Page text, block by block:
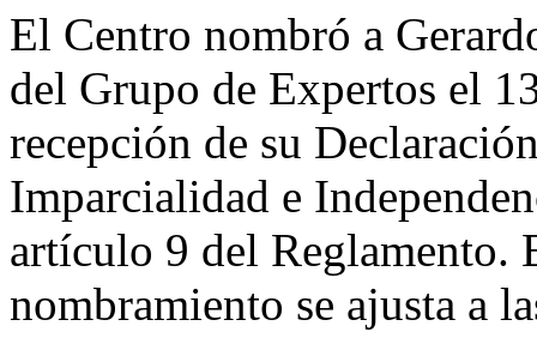
El Centro nombró a
del Grupo de Expertos el
recepción de su
Imparcialidad e
artículo 9 del Reglamento.
nombramiento se ajusta a